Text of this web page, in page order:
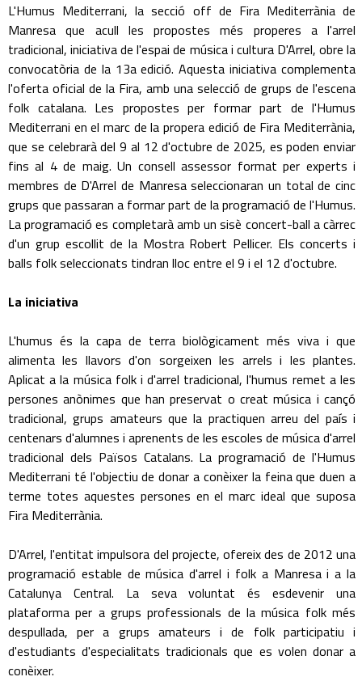
L'Humus Mediterrani, la secció off de Fira Mediterrània de
Manresa que acull les propostes més properes a l'arrel
tradicional, iniciativa de l'espai de música i cultura D'Arrel, obre la
convocatòria de la 13a edició. Aquesta iniciativa complementa
l'oferta oficial de la Fira, amb una selecció de grups de l'escena
folk catalana. Les propostes per formar part de l'Humus
Mediterrani en el marc de la propera edició de Fira Mediterrània,
que se celebrarà del 9 al 12 d'octubre de 2025, es poden enviar
fins al 4 de maig. Un consell assessor format per experts i
membres de D'Arrel de Manresa seleccionaran un total de cinc
grups que passaran a formar part de la programació de l'Humus.
La programació es completarà amb un sisè concert-ball a càrrec
d'un grup escollit de la Mostra Robert Pellicer. Els concerts i
balls folk seleccionats tindran lloc entre el 9 i el 12 d'octubre.
La iniciativa
L'humus és la capa de terra biològicament més viva i que
alimenta les llavors d'on sorgeixen les arrels i les plantes.
Aplicat a la música folk i d'arrel tradicional, l'humus remet a les
persones anònimes que han preservat o creat música i cançó
tradicional, grups amateurs que la practiquen arreu del país i
centenars d'alumnes i aprenents de les escoles de música d'arrel
tradicional dels Països Catalans. La programació de l'Humus
Mediterrani té l'objectiu de donar a conèixer la feina que duen a
terme totes aquestes persones en el marc ideal que suposa
Fira Mediterrània.
D'Arrel, l'entitat impulsora del projecte, ofereix des de 2012 una
programació estable de música d'arrel i folk a Manresa i a la
Catalunya Central. La seva voluntat és esdevenir una
plataforma per a grups professionals de la música folk més
despullada, per a grups amateurs i de folk participatiu i
d'estudiants d'especialitats tradicionals que es volen donar a
conèixer.